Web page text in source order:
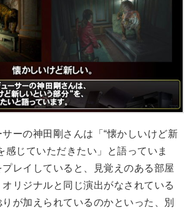
ーの神田剛さんは「“懐かしいけど新
感じていただきたい」と語っていま
レイしていると、見覚えのある部屋
リジナルと同じ演出がなされている
が加えられているのかといった、別